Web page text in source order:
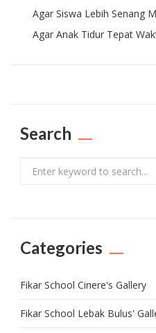
Agar Siswa Lebih Senang
Agar Anak Tidur Tepat
Search
Categories
Fikar School Cinere's Gallery
Fikar School Lebak Bulus'